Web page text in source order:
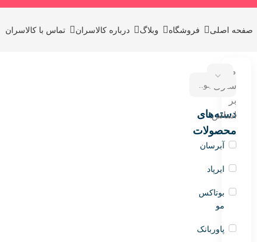
صفحه اصلی فروشگاه وبلاگ درباره کالاسران تماس با کالاسران
دسته‌های
محصولات
آبرسان
ایرپاد
بوتاکس
مو
پاوربانک
مرتب
سازی
بر
اساس: